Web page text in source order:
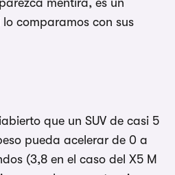
mentira, es un
comparamos con sus
que un SUV de casi 5
pueda acelerar de 0 a
(3,8 en el caso del X5 M